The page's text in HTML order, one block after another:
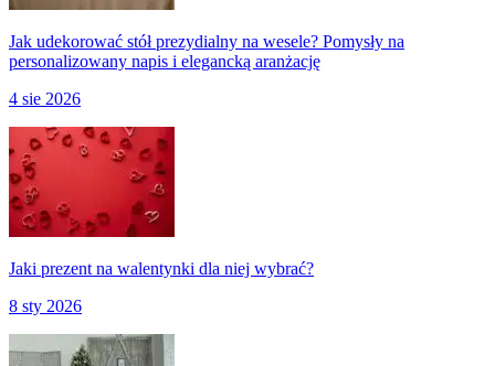
Jak udekorować stół prezydialny na wesele? Pomysły na
personalizowany napis i elegancką aranżację
4 sie 2026
Jaki prezent na walentynki dla niej wybrać?
8 sty 2026